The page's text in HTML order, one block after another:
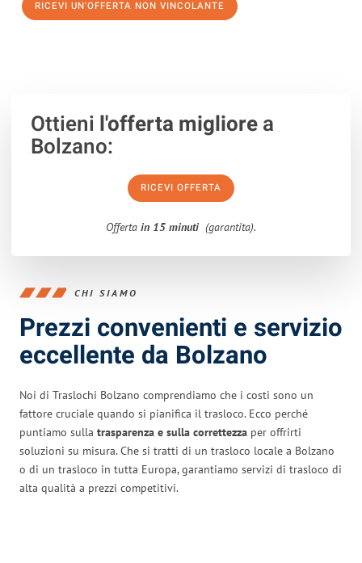
RICEVI UN'OFFERTA NON VINCOLANTE
Ottieni l'offerta migliorea
Bolzano:
RICEVI OFFERTA
Offerta in 15 minuti (garantita).
CHI SIAMO
Prezzi convenienti e servizio
eccellente da Bolzano
Noi di Traslochi Bolzano comprendiamo che i costi sono un
fattore cruciale quando si pianifica il trasloco. Ecco perché
puntiamo sulla trasparenza e sulla correttezza per offrirti
soluzioni su misura. Che si tratti di un trasloco locale a Bolzano
o di un trasloco in tutta Europa, garantiamo servizi di trasloco di
alta qualità a prezzi competitivi.